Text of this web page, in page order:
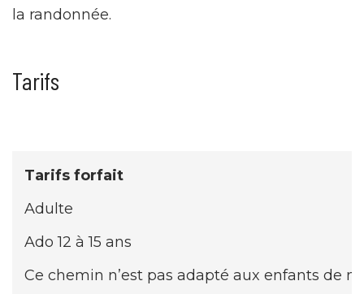
la randonnée.
Tarifs
Tarifs forfait
Adulte
Ado 12 à 15 ans
Ce chemin n’est pas adapté aux enfants de